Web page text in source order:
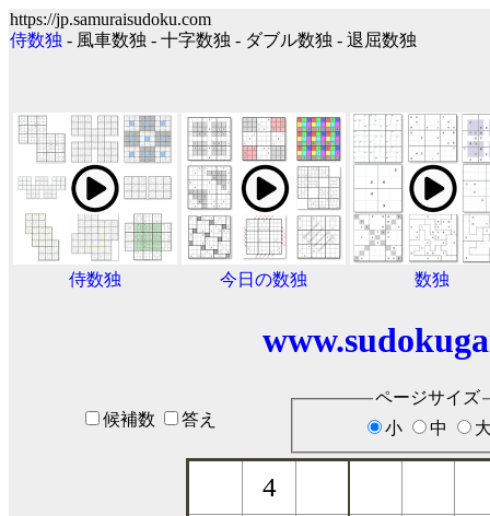
https://jp.samuraisudoku.com
侍数独 - 風車数独 - 十字数独 - ダブル数独 - 退屈数独
侍数独 今日の数独 数独
候補数 答え
ページサイズ
小
中